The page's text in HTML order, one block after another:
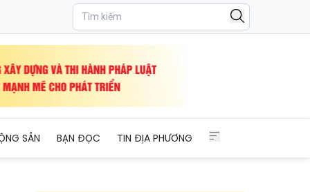
SẢN BẠN ĐỌC TIN ĐỊA PHƯƠNG